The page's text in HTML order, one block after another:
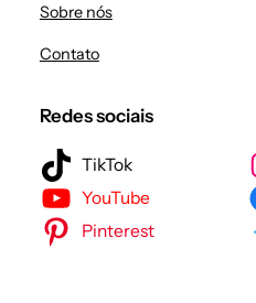
Sobre nós
Contato
Redes sociais
TikTok
YouTube
Pinterest